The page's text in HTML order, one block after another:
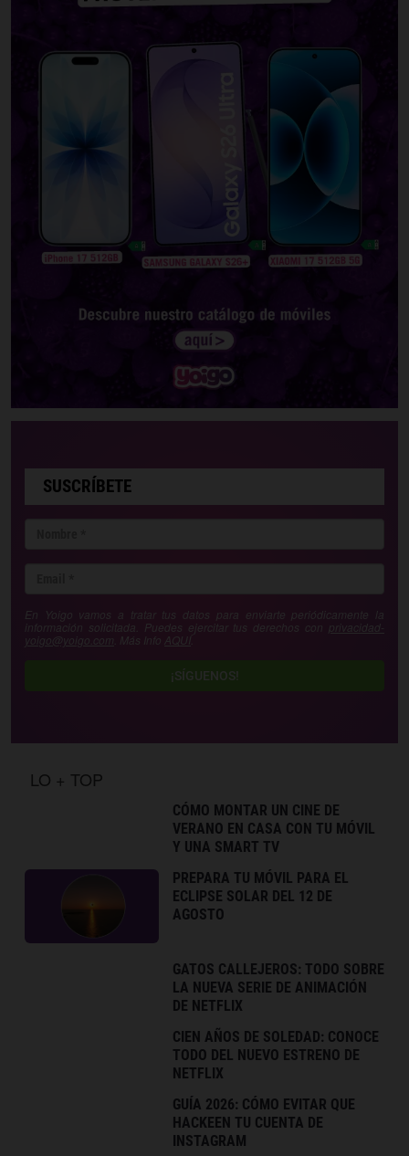
SUSCRÍBETE
En Yoigo vamos a tratar tus datos para enviarte periódicamente la
información solicitada. Puedes ejercitar tus derechos con privacidad-
yoigo@yoigo.com . Más Info AQUÍ
¡SÍGUENOS!
LO + TOP
CÓMO MONTAR UN CINE DE
VERANO EN CASA CON TU MÓVIL
Y UNA SMART TV
PREPARA TU MÓVIL PARA EL
ECLIPSE SOLAR DEL 12 DE
AGOSTO
GATOS CALLEJEROS: TODO SOBRE
LA NUEVA SERIE DE ANIMACIÓN
DE NETFLIX
CIEN AÑOS DE SOLEDAD: CONOCE
TODO DEL NUEVO ESTRENO DE
NETFLIX
GUÍA 2026: CÓMO EVITAR QUE
HACKEEN TU CUENTA DE
INSTAGRAM